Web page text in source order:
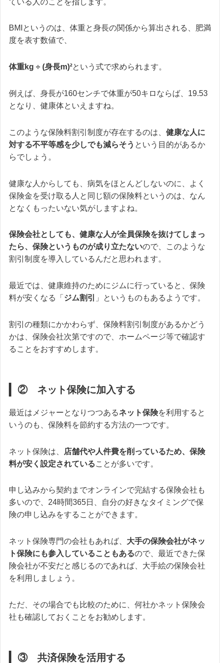
BMIというのは、体重と身長の関係から算出される、肥満
度を表す数値で、
体重kg ÷ (身長m)²という式で求められます。
例えば、身長が160センチで体重が50キロならば、19.53
となり、健康体といえますね。
このような保険料割引制度が存在するのは、 健康な人に
対する不平等感を少しでも減らそう という目的があるか
らでしょう。
健康な人からしても、病気をほとんどしないのに、よく
保険金を受け取る人と同じ額の保険料というのは、なん
となくもったいない気がしますよね。
保険会社としても、健康な人が全員保険を抜けてしまっ
たら、保険というものが成り立たないので、このような
割引制度を導入しているんだと思われます。
最近では、健康維持のためにジムに行っていると、保険
料が安くなる「 ジム割引 」というものもあるようです。
割引の種類にかかわらず、保険料割引制度があるかどう
かは、保険会社次第ですので、ホームページ等で確認す
ることをおすすめします。
② ネット保険に加入する
最近はメジャーとなりつつあるネット保険を利用すると
いうのも、保険料を節約する方法の一つです。
ネット保険は、 店舗代や人件費を削っているため、 保険
料が安く設定されていることが多いです。
申し込みから契約までオンラインで完結する保険会社も
多いので、24時間365日、自分の好きなタイミングで保
険の申し込みをすることができます。
ネット保険専門の会社もあれば、 大手の保険会社がネッ
ト保険にも参入していることもあるので、最近できた保
険会社が不安だと感じるのであれば、大手絵の保険会社
を利用しましょう。
ただ、その場合でも比較のために、何社かネット保険会
社も確認しておくことをお勧めします。
③ 共済保険を活用する